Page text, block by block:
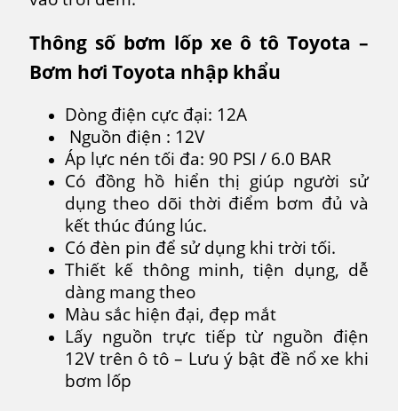
Thông số bơm lốp xe ô tô Toyota –
Bơm hơi Toyota nhập khẩu
Dòng điện cực đại: 12A
Nguồn điện : 12V
Áp lực nén tối đa: 90 PSI / 6.0 BAR
Có đồng hồ hiển thị giúp người sử
dụng theo dõi thời điểm bơm đủ và
kết thúc đúng lúc.
Có đèn pin để sử dụng khi trời tối.
Thiết kế thông minh, tiện dụng, dễ
dàng mang theo
Màu sắc hiện đại, đẹp mắt
Lấy nguồn trực tiếp từ nguồn điện
12V trên ô tô – Lưu ý bật đề nổ xe khi
bơm lốp